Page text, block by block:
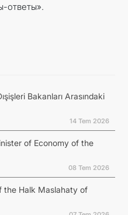
ответы».
Bakanları Arasındaki
14 Tem 2026
of Economy of the
08 Tem 2026
the Halk Maslahaty of